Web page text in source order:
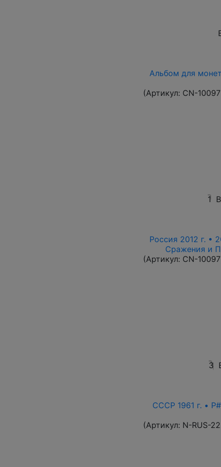
Альбом для
(Артикул: CN-
1
Россия 2012 г. •
Сражения и
(Артикул: CN-10097
3
СССР 1961 г. •
(Артикул: N-RUS-